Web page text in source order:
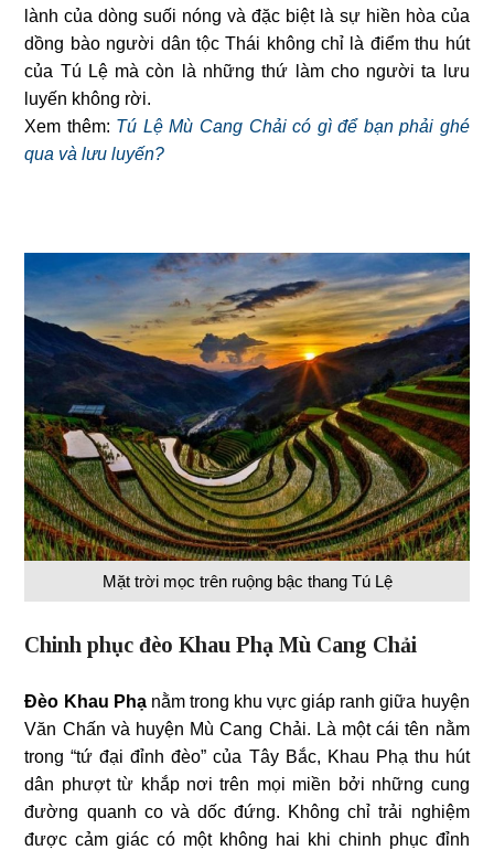
lành của dòng suối nóng và đặc biệt là sự hiền hòa của
dồng bào người dân tộc Thái không chỉ là điểm thu hút
của Tú Lệ mà còn là những thứ làm cho người ta lưu
luyến không rời.
Xem thêm: Tú Lệ Mù Cang Chải có gì để bạn phải ghé
qua và lưu luyến?
Mặt trời mọc trên ruộng bậc thang Tú Lệ
Chinh phục đèo Khau Phạ Mù Cang Chải
Đèo Khau Phạnằm trong khu vực giáp ranh giữa huyện
Văn Chấn và huyện Mù Cang Chải. Là một cái tên nằm
trong “tứ đại đỉnh đèo” của Tây Bắc, Khau Phạ thu hút
dân phượt từ khắp nơi trên mọi miền bởi những cung
đường quanh co và dốc đứng. Không chỉ trải nghiệm
được cảm giác có một không hai khi chinh phục đỉnh